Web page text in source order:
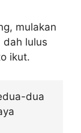
mulakan
dah lulus
ikut.
dua